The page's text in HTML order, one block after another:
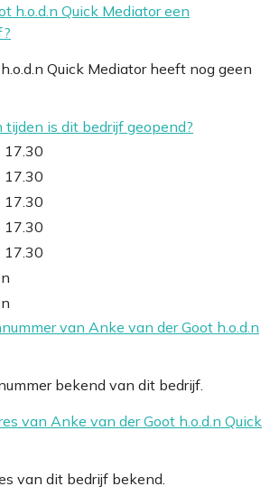
h.o.d.n Quick Mediator een
Quick Mediator heeft nog geen
is dit bedrijf geopend?
17.30
17.30
17.30
17.30
17.30
van Anke van der Goot h.o.d.n
bekend van dit bedrijf.
van Anke van der Goot h.o.d.n Quick
van dit bedrijf bekend.